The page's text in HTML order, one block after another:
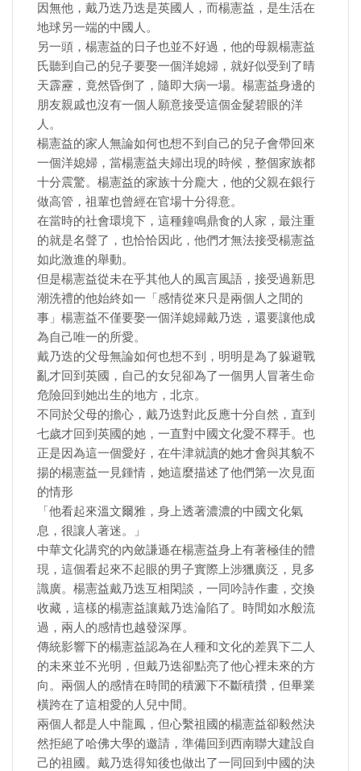
因無他，戴乃迭乃迭是英國人，而楊憲益，是生活在
地球另一端的中國人。
另一頭，楊憲益的日子也並不好過，他的母親楊憲益
氏聽到自己的兒子要娶一個洋媳婦，就好似受到了晴
天霹靂，竟然昏倒了，隨即大病一場。楊憲益身邊的
朋友親戚也沒有一個人願意接受這個金髮碧眼的洋
人。
楊憲益的家人無論如何也想不到自己的兒子會帶回來
一個洋媳婦，當楊憲益夫婦出現的時候，整個家族都
十分震驚。楊憲益的家族十分龐大，他的父親在銀行
做高管，祖輩也曾經在官場十分得意。
在當時的社會環境下，這種鐘鳴鼎食的人家，最注重
的就是名聲了，也恰恰因此，他們才無法接受楊憲益
如此激進的舉動。
但是楊憲益從未在乎其他人的風言風語，接受過新思
潮洗禮的他始終如一「感情從來只是兩個人之間的
事」楊憲益不僅要娶一個洋媳婦戴乃迭，還要讓他成
為自己唯一的所愛。
戴乃迭的父母無論如何也想不到，明明是為了躲避戰
亂才回到英國，自己的女兒卻為了一個男人冒著生命
危險回到她出生的地方，北京。
不同於父母的擔心，戴乃迭對此反應十分自然，直到
七歲才回到英國的她，一直對中國文化愛不釋手。也
正是因為這一個愛好，在牛津就讀的她才會與其貌不
揚的楊憲益一見鍾情，她這麼描述了他們第一次見面
的情形
「他看起來溫文爾雅，身上透著濃濃的中國文化氣
息，很讓人著迷。」
中華文化講究的內斂謙遜在楊憲益身上有著極佳的體
現，這個看起來不起眼的男子實際上涉獵廣泛，見多
識廣。楊憲益戴乃迭互相閑談，一同吟詩作畫，交換
收藏，這樣的楊憲益讓戴乃迭淪陷了。時間如水般流
過，兩人的感情也越發深厚。
傳統影響下的楊憲益認為在人種和文化的差異下二人
的未來並不光明，但戴乃迭卻點亮了他心裡未來的方
向。兩個人的感情在時間的積澱下不斷積攢，但畢業
橫跨在了這相愛的人兒中間。
兩個人都是人中龍鳳，但心繫祖國的楊憲益卻毅然決
然拒絕了哈佛大學的邀請，準備回到西南聯大建設自
己的祖國。戴乃迭得知後也做出了一同回到中國的決